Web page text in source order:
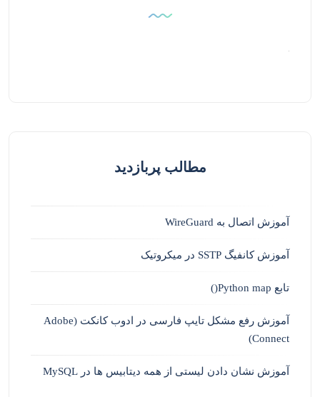
مطالب پربازدید
آموزش اتصال به WireGuard
آموزش کانفیگ SSTP در میکروتیک
تابع Python map()
آموزش رفع مشکل تایپ فارسی در ادوب کانکت (Adobe
Connect)
آموزش نشان دادن لیستی از همه دیتابیس ها در MySQL